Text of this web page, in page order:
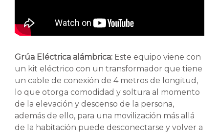
Grúa Eléctrica alámbrica: Este equipo viene con
un kit eléctrico con un transformador que tiene
un cable de conexión de 4 metros de longitud,
lo que otorga comodidad y soltura al momento
de la elevación y descenso de la persona,
además de ello, para una movilización más allá
de la habitación puede desconectarse y volver a